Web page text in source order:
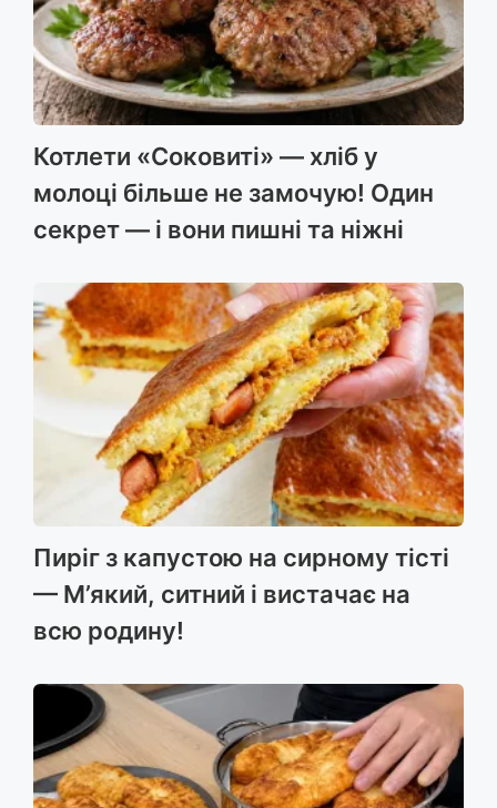
Котлети «Соковиті» — хліб у
молоці більше не замочую! Один
секрет — і вони пишні та ніжні
Пиріг з капустою на сирному тісті
— М’який, ситний і вистачає на
всю родину!